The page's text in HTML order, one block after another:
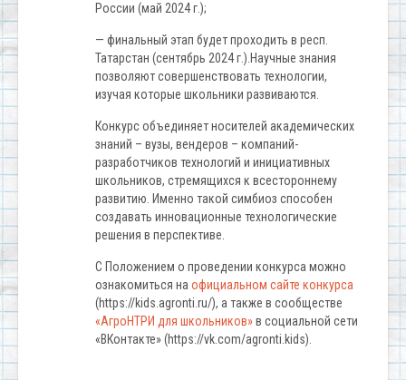
России (май 2024 г.);
— финальный этап будет проходить в респ.
Татарстан (сентябрь 2024 г.).Научные знания
позволяют совершенствовать технологии,
изучая которые школьники развиваются.
Конкурс объединяет носителей академических
знаний – вузы, вендеров – компаний-
разработчиков технологий и инициативных
школьников, стремящихся к всестороннему
развитию. Именно такой симбиоз способен
создавать инновационные технологические
решения в перспективе.
С Положением о проведении конкурса можно
ознакомиться на официальном сайте конкурса
(https://kids.agronti.ru/), а также в сообществе
«АгроНТРИ для школьников»в социальной сети
«ВКонтакте» (https://vk.com/agronti.kids).